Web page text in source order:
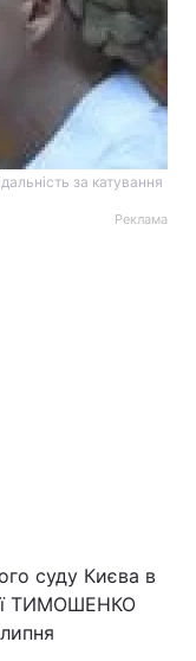
за катування
Реклама
суду Києва в
ТИМОШЕНКО